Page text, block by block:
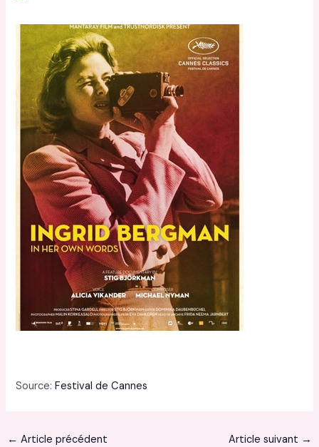
Source:Festival de Cannes
← Article précédent Article suivant →